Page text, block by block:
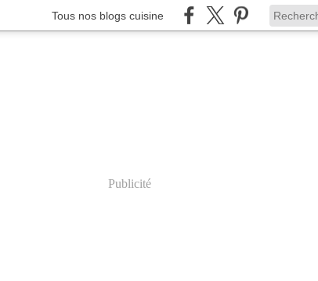
Tous nos blogs cuisine
Publicité